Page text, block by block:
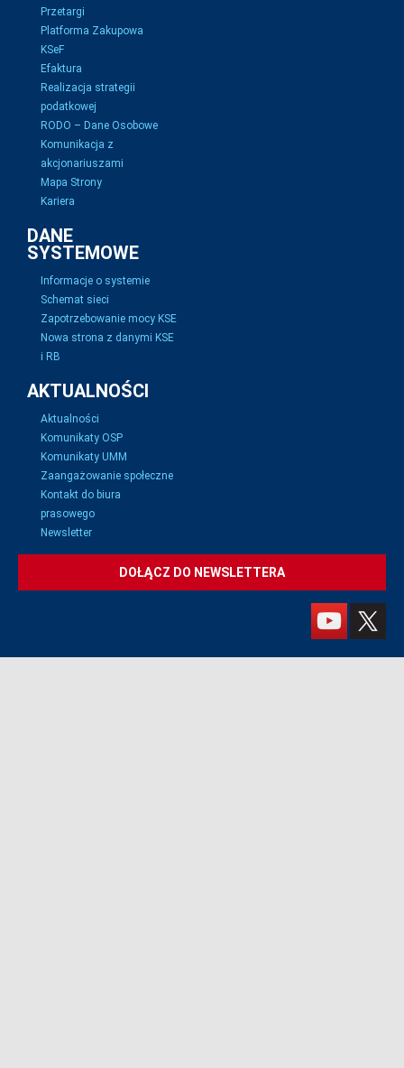
Przetargi
Platforma Zakupowa
KSeF
Efaktura
Realizacja strategii
podatkowej
RODO – Dane Osobowe
Komunikacja z
akcjonariuszami
Mapa Strony
Kariera
DANE
SYSTEMOWE
Informacje o systemie
Schemat sieci
Zapotrzebowanie mocy KSE
Nowa strona z danymi KSE
i RB
AKTUALNOŚCI
Aktualności
Komunikaty OSP
Komunikaty UMM
Zaangażowanie społeczne
Kontakt do biura
prasowego
Newsletter
DOŁĄCZ DO NEWSLETTERA